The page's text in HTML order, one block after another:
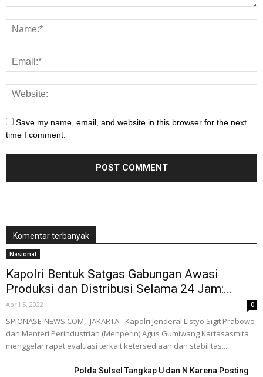
Save my name, email, and website in this browser for the next
time I comment.
Komentar terbanyak
Nasional
Kapolri Bentuk Satgas Gabungan Awasi
Produksi dan Distribusi Selama 24 Jam:...
April 5, 2022 0
SPIONASE-NEWS.COM,- JAKARTA - Kapolri Jenderal Listyo Sigit Prabowo
dan Menteri Perindustrian (Menperin) Agus Gumiwang Kartasasmita
menggelar rapat evaluasi terkait ketersediaan dan stabilitas...
Polda Sulsel Tangkap U dan N Karena Posting